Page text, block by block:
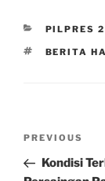
PILPRES
TAGS
BERITA
Previous
Post
PREVIOUS
Kondisi